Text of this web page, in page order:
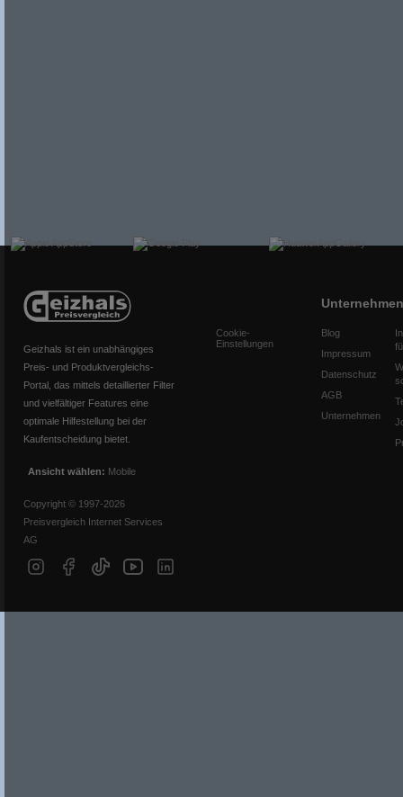
Geizhals ist ein unabhängiges
Preis- und Produktvergleichs-
Portal, das mittels detaillierter Filter
und vielfältiger Features eine
optimale Hilfestellung bei der
Kaufentscheidung bietet.
Ansicht wählen: Mobile
Copyright © 1997-2026
Preisvergleich Internet Services
AG
Cookie-
Einstellungen
Unternehmen
Blog
Impressum
Datenschutz
AGB
Unternehmen